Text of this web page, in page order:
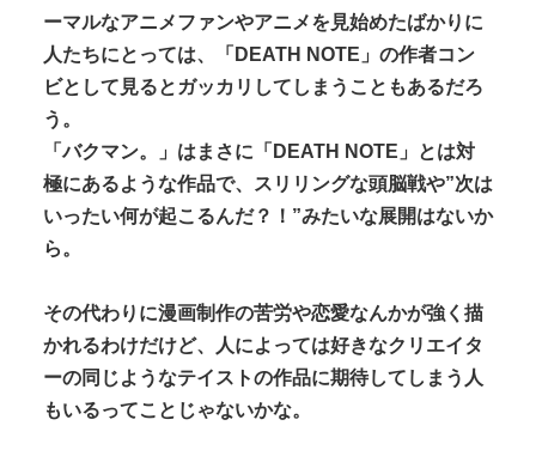
ーマルなアニメファンやアニメを見始めたばかりに
人たちにとっては、「DEATH NOTE」の作者コン
ビとして見るとガッカリしてしまうこともあるだろ
う。
「バクマン。」はまさに「DEATH NOTE」とは対
極にあるような作品で、スリリングな頭脳戦や”次は
いったい何が起こるんだ？！”みたいな展開はないか
ら。
その代わりに漫画制作の苦労や恋愛なんかが強く描
かれるわけだけど、人によっては好きなクリエイタ
ーの同じようなテイストの作品に期待してしまう人
もいるってことじゃないかな。